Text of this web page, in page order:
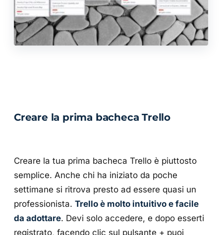
Creare la prima bacheca Trello
Creare la tua prima bacheca Trello è piuttosto
semplice. Anche chi ha iniziato da poche
settimane si ritrova presto ad essere quasi un
professionista. Trello è molto intuitivo e facile
da adottare. Devi solo accedere, e dopo esserti
registrato, facendo clic sul pulsante + puoi